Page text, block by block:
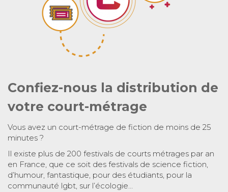
Confiez-nous la distribution de
votre court-métrage
Vous avez un court-métrage de fiction de moins de 25
minutes ?
Il existe plus de 200 festivals de courts métrages par an
en France, que ce soit des festivals de science fiction,
d’humour, fantastique, pour des étudiants, pour la
communauté lgbt, sur l’écologie…